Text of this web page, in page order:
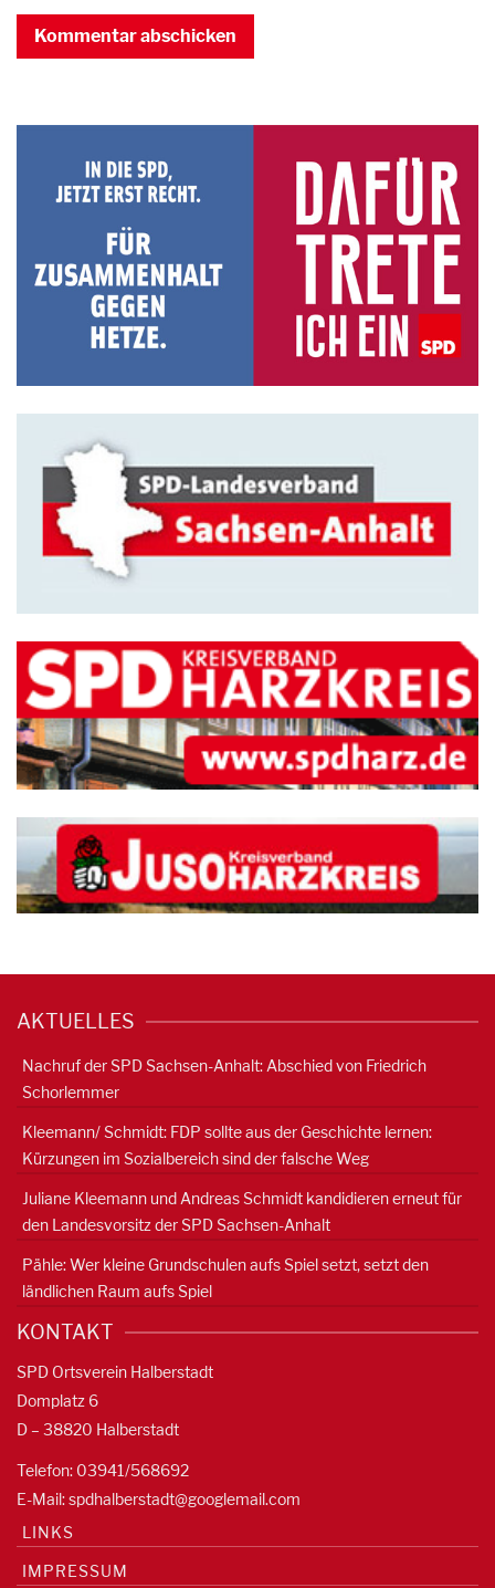
AKTUELLES
Nachruf der SPD Sachsen-Anhalt: Abschied von Friedrich
Schorlemmer
Kleemann/ Schmidt: FDP sollte aus der Geschichte lernen:
Kürzungen im Sozialbereich sind der falsche Weg
Juliane Kleemann und Andreas Schmidt kandidieren erneut für
den Landesvorsitz der SPD Sachsen-Anhalt
Pähle: Wer kleine Grundschulen aufs Spiel setzt, setzt den
ländlichen Raum aufs Spiel
KONTAKT
SPD Ortsverein Halberstadt
Domplatz 6
D – 38820 Halberstadt
Telefon: 03941/568692
E-Mail:spdhalberstadt@googlemail.com
LINKS
IMPRESSUM